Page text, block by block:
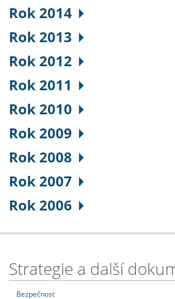
Rok 2014
Rok 2013
Rok 2012
Rok 2011
Rok 2010
Rok 2009
Rok 2008
Rok 2007
Rok 2006
Strategie a další
Bezpečnost